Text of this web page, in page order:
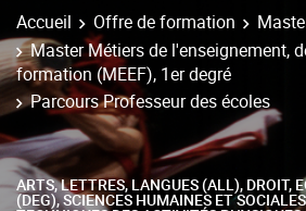
Accueil Offre de formation
Master Métiers de l'enseignement,
formation (MEEF), 1er degré
Parcours Professeur des écoles
ARTS, LETTRES, LANGUES (ALL), DROIT,
(DEG), SCIENCES HUMAINES ET